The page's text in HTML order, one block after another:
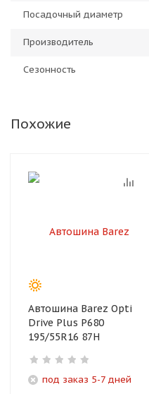
Посадочный диаметр
Производитель
Сезонность
Похожие
Автошина Barez Opti
Drive Plus P680
195/55R16 87H
под заказ 5-7 дней